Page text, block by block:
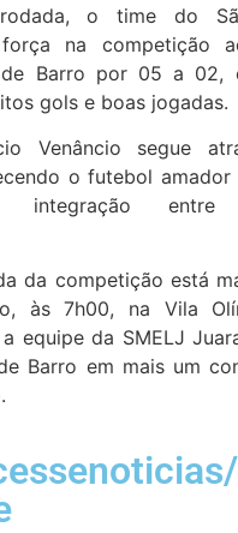
o time do
na competição
de Barro por 05 a 02,
gols e boas jogadas.
Venâncio segue
o futebol amador
integração
da competição está
às 7h00, na Vila
equipe da SMELJ
Barro em mais um